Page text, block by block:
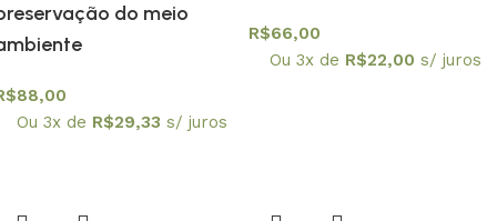
do meio
88,00
Ou 3x de R$29,33 s/ juros
R$66,00
Ou 3x de R$22,00 s/ juros